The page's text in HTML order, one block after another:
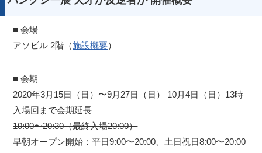
■ 会場
アソビル 2階（施設概要）
■ 会期
2020年3月15日（日）〜9月27日（日）10月4日（日）13時
入場回まで会期延長
10:00〜20:30（最終入場20:00）
早朝オープン開始：平日9:00〜20:00、土日祝日8:00〜20:00